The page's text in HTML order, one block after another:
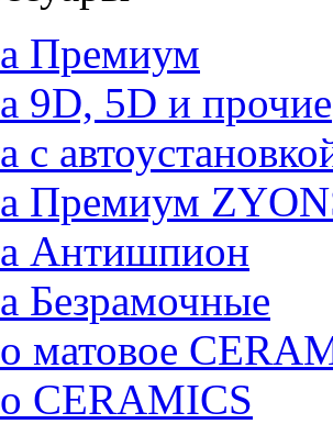
Премиум
9D, 5D и прочие
с
Премиум
Антишпион
Безрамочные
матовое
CERAMICS